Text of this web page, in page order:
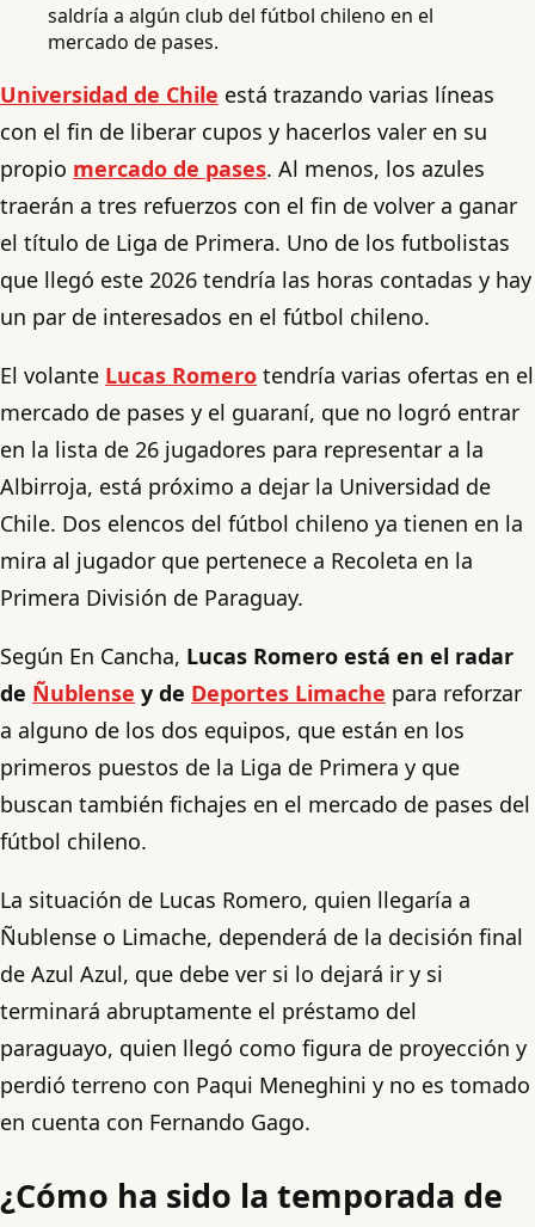
saldría a algún club del fútbol chileno en el
mercado de pases.
Universidad de Chile está trazando varias líneas
con el fin de liberar cupos y hacerlos valer en su
propio mercado de pases. Al menos, los azules
traerán a tres refuerzos con el fin de volver a ganar
el título de Liga de Primera. Uno de los futbolistas
que llegó este 2026 tendría las horas contadas y hay
un par de interesados en el fútbol chileno.
El volante Lucas Romero tendría varias ofertas en el
mercado de pases y el guaraní, que no logró entrar
en la lista de 26 jugadores para representar a la
Albirroja, está próximo a dejar la Universidad de
Chile. Dos elencos del fútbol chileno ya tienen en la
mira al jugador que pertenece a Recoleta en la
Primera División de Paraguay.
Según En Cancha, Lucas Romero está en el radar
de Ñublense y de Deportes Limache para reforzar
a alguno de los dos equipos, que están en los
primeros puestos de la Liga de Primera y que
buscan también fichajes en el mercado de pases del
fútbol chileno.
La situación de Lucas Romero, quien llegaría a
Ñublense o Limache, dependerá de la decisión final
de Azul Azul, que debe ver si lo dejará ir y si
terminará abruptamente el préstamo del
paraguayo, quien llegó como figura de proyección y
perdió terreno con Paqui Meneghini y no es tomado
en cuenta con Fernando Gago.
¿Cómo ha sido la temporada de